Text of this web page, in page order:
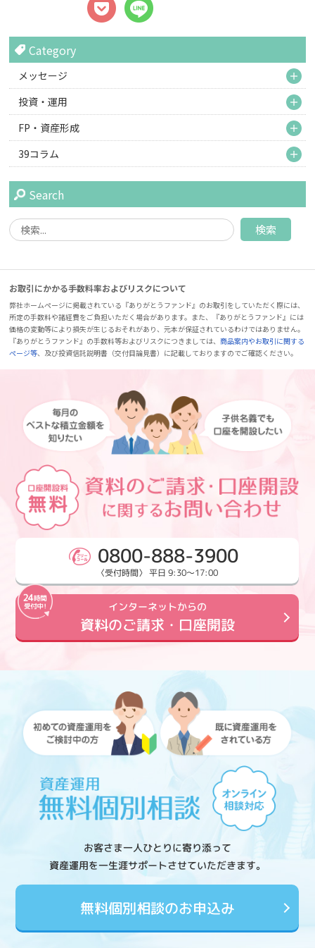
Category
メッセージ
投資・運用
FP・資産形成
39コラム
Search
お取引にかかる手数料率およびリスクについて
弊社ホームページに掲載されている『ありがとうファンド』のお取引をしていただく際には、
所定の手数料や諸経費をご負担いただく場合があります。また、『ありがとうファンド』には
価格の変動等により損失が生じるおそれがあり、元本が保証されているわけではありません。
『ありがとうファンド』の手数料等およびリスクにつきましては、商品案内やお取引に関する
ページ等、及び投資信託説明書（交付目論見書）に記載しておりますのでご確認ください。
0800-888-3900
〈受付時間〉 平日 9:30～17:00
インターネットからの
資料のご請求・口座開設
お客さま一人ひとりに寄り添って
資産運用を一生涯サポートさせていただきます。
無料個別相談のお申込み